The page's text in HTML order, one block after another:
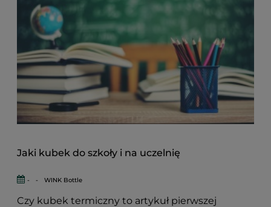
Jaki kubek do szkoły i na uczelnię
- - WINK Bottle
Czy kubek termiczny to artykuł pierwszej